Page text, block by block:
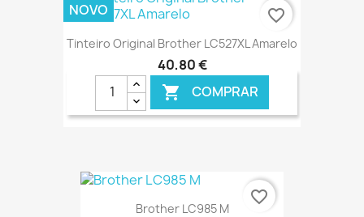
Tinteiro Original Brother LC527XL Amarelo
40,80 €
 COMPRAR
NOVO favorite_border
Brother LC985 M
favorite_border